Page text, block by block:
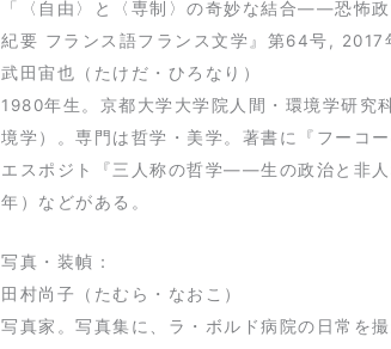
「〈自由〉と〈専制〉の奇妙な結合――恐怖
紀要 フランス語フランス文学』第64号, 2017
武田宙也（たけだ・ひろなり）
1980年生。京都大学大学院人間・環境学研究
境学）。専門は哲学・美学。著書に『フーコ
エスポジト『三人称の哲学――生の政治と非
年）などがある。
写真・装幀：
田村尚子（たむら・なおこ）
写真家。写真集に、ラ・ボルド病院の日常を